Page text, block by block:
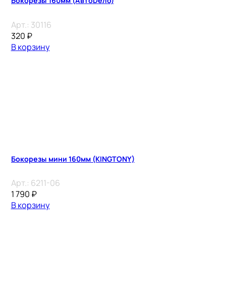
Арт.: 30116
320 ₽
В корзину
Бокорезы мини 160мм (KINGTONY)
Арт.: 6211-06
1 790 ₽
В корзину